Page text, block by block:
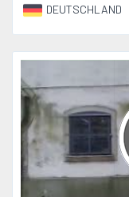
DEUTSCHLAND